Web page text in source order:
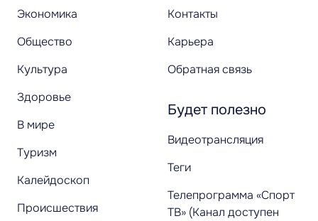
Экономика
Общество
Культура
Здоровье
В мире
Туризм
Калейдоскоп
Происшествия
Контакты
Карьера
Обратная связь
Будет полезно
Видеотрансляция
Теги
Телепрограмма «Спорт
ТВ» (Канал доступен